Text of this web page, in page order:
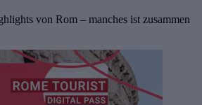
von Rom – manches ist zusammen